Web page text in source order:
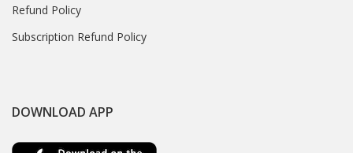
Refund Policy
Subscription Refund Policy
DOWNLOAD APP